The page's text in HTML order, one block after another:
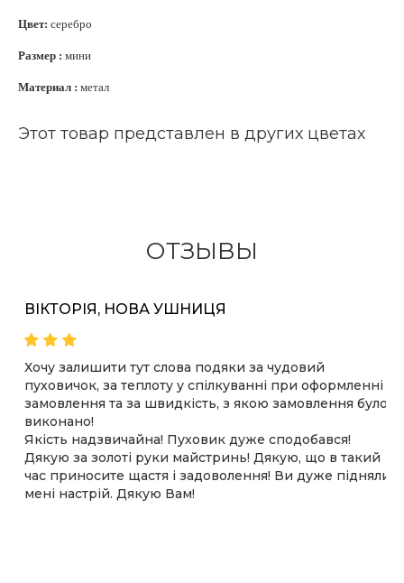
Цвет: серебро
Размер : мини
Материал : метал
Этот товар представлен в других цветах
ОТЗЫВЫ
ВІКТОРІЯ, НОВА УШНИЦЯ
Хочу залишити тут слова подяки за чудовий
пуховичок, за теплоту у спілкуванні при оформленні
замовлення та за швидкість, з якою замовлення було
виконано!
Якість надзвичайна! Пуховик дуже сподобався!
Дякую за золоті руки майстринь! Дякую, що в такий
час приносите щастя і задоволення! Ви дуже підняли
мені настрій. Дякую Вам!